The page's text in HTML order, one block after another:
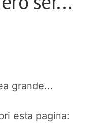
grande...
esta pagina: